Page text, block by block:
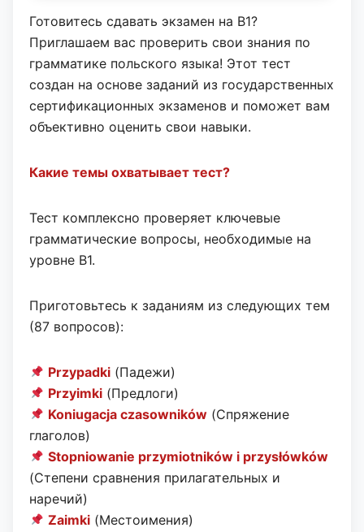
Готовитесь сдавать экзамен на B1?
Приглашаем вас проверить свои знания по
грамматике польского языка! Этот тест
создан на основе заданий из государственных
сертификационных экзаменов и поможет вам
объективно оценить свои навыки.
Какие темы охватывает тест?
Тест комплексно проверяет ключевые
грамматические вопросы, необходимые на
уровне B1.
Приготовьтесь к заданиям из следующих тем
(87 вопросов):
Przypadki (Падежи)
Przyimki (Предлоги)
Koniugacja czasowników (Спряжение
глаголов)
Stopniowanie przymiotników i przysłówków
(Степени сравнения прилагательных и
наречий)
Zaimki (Местоимения)